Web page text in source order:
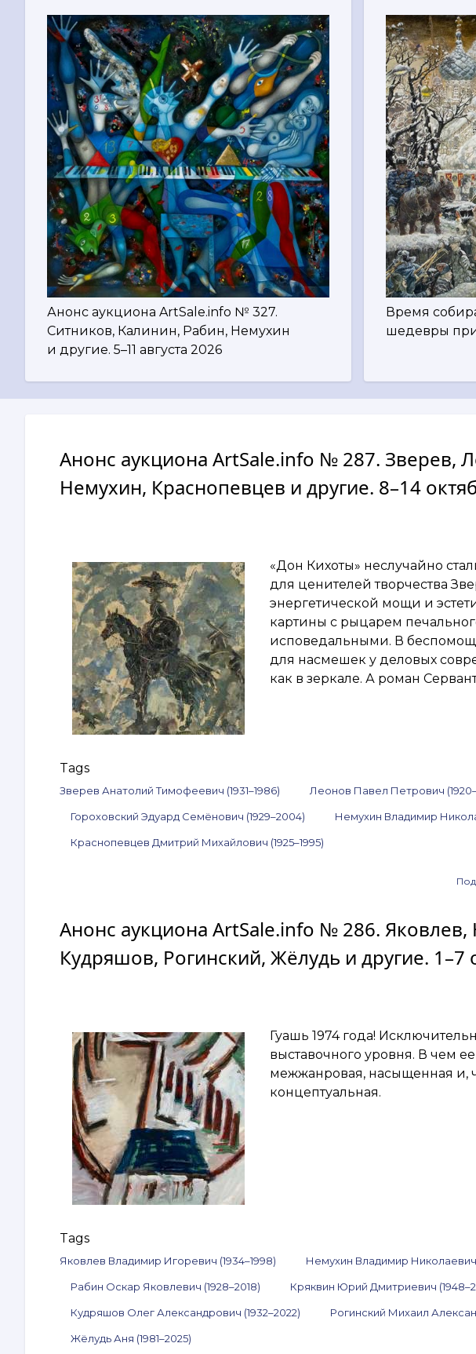
Анонс аукциона ArtSale.info № 327.
Ситников, Калинин, Рабин, Немухин
и другие. 5–11 августа 2026
Время
шедевры
Анонс аукциона ArtSale.info № 287. Зверев,
Немухин, Краснопевцев и другие. 8–14
«Дон Кихоты» неслучайно
для ценителей творчества
энергетической мощи и
картины с рыцарем
исповедальными. В
для насмешек у деловых
как в зеркале. А роман
Tags
Зверев Анатолий Тимофеевич (1931–1986) Леонов Павел Петрович
Гороховский Эдуард Семёнович (1929–2004) Немухин Владимир
Краснопевцев Дмитрий Михайлович (1925–1995)
Анонс аукциона ArtSale.info № 286.
Кудряшов, Рогинский, Жёлудь и другие. 1–7
Гуашь 1974 года!
выставочного уровня. В чем
межжанровая, насыщенная и,
концептуальная.
Tags
Яковлев Владимир Игоревич (1934–1998) Немухин Владимир Николаевич
Рабин Оскар Яковлевич (1928–2018) Кряквин Юрий Дмитриевич
Кудряшов Олег Александрович (1932–2022) Рогинский Михаил
Жёлудь Аня (1981–2025)